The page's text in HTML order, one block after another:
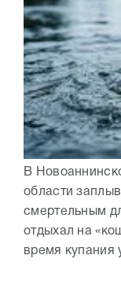
В
области
смертельным
отдыхал на
время купания